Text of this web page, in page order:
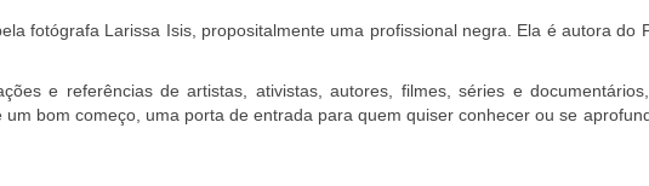
fotógrafa Larissa Isis, propositalmente uma profissional negra. Ela é autora do
e referências de artistas, ativistas, autores, filmes, séries e
bom começo, uma porta de entrada para quem quiser conhecer ou se